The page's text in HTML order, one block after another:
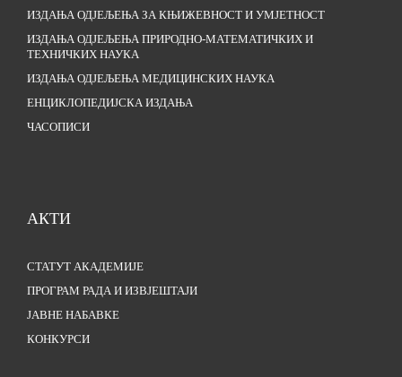
ИЗДАЊА ОДЈЕЉЕЊА ЗА КЊИЖЕВНОСТ И УМЈЕТНОСТ
ИЗДАЊА ОДЈЕЉЕЊА ПРИРОДНО-МАТЕМАТИЧКИХ И
ТЕХНИЧКИХ НАУКА
ИЗДАЊА ОДЈЕЉЕЊА МЕДИЦИНСКИХ НАУКА
ЕНЦИКЛОПЕДИЈСКА ИЗДАЊА
ЧАСОПИСИ
АКТИ
СТАТУТ АКАДЕМИЈЕ
ПРОГРАМ РАДА И ИЗВЈЕШТАЈИ
ЈАВНЕ НАБАВКЕ
КОНКУРСИ